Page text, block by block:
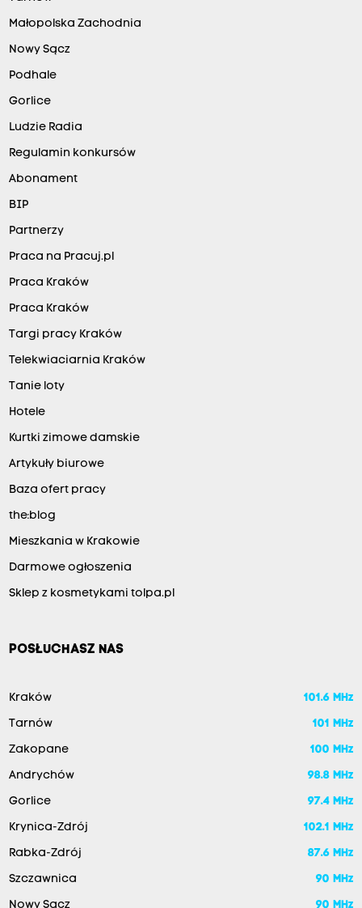
Małopolska Zachodnia
Nowy Sącz
Podhale
Gorlice
Ludzie Radia
Regulamin konkursów
Abonament
BIP
Partnerzy
Praca na Pracuj.pl
Praca Kraków
Praca Kraków
Targi pracy Kraków
Telekwiaciarnia Kraków
Tanie loty
Hotele
Kurtki zimowe damskie
Artykuły biurowe
Baza ofert pracy
the:blog
Mieszkania w Krakowie
Darmowe ogłoszenia
Sklep z kosmetykami tolpa.pl
POSŁUCHASZ NAS
Kraków 101.6 MHz
Tarnów 101 MHz
Zakopane 100 MHz
Andrychów 98.8 MHz
Gorlice 97.4 MHz
Krynica-Zdrój 102.1 MHz
Rabka-Zdrój 87.6 MHz
Szczawnica 90 MHz
Nowy Sącz 90 MHz